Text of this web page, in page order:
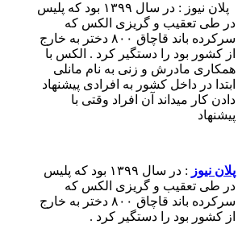
پلان نیوز : در سال ۱۳۹۹ بود که پلیس
در طی تعقیب و گریزی الکس که
سرکرده باند قاچاق ۸۰۰ دختر به خارج
از کشور بود را دستگیر کرد . الکس با
همکاری مادرش و زنی به نام مانلی
ابتدا در داخل کشور به افرادی پیشنهاد
دادن کار میداند آن افراد وقتی با
پیشنهاد
پلان نیوز
: در سال ۱۳۹۹ بود که پلیس
در طی تعقیب و گریزی الکس که
سرکرده باند قاچاق ۸۰۰ دختر به خارج
از کشور بود را دستگیر کرد .